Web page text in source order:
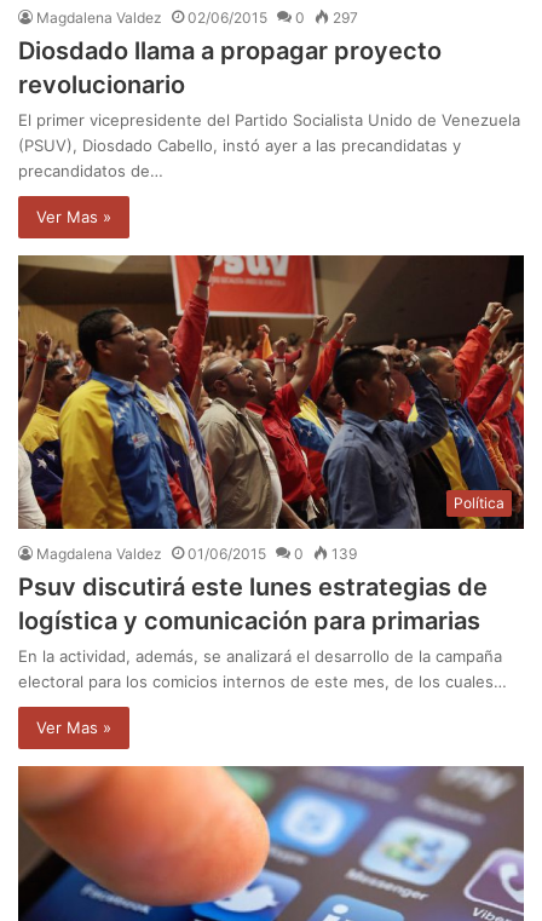
Magdalena Valdez 02/06/2015 0 297
Diosdado llama a propagar proyecto
revolucionario
El primer vicepresidente del Partido Socialista Unido de Venezuela
(PSUV), Diosdado Cabello, instó ayer a las precandidatas y
precandidatos de…
Ver Mas »
Política
Magdalena Valdez 01/06/2015 0 139
Psuv discutirá este lunes estrategias de
logística y comunicación para primarias
En la actividad, además, se analizará el desarrollo de la campaña
electoral para los comicios internos de este mes, de los cuales…
Ver Mas »